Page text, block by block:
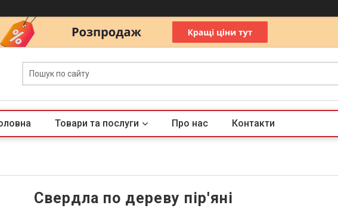
Товари та послуги Про нас Контакти
Свердла по дереву пір'яні